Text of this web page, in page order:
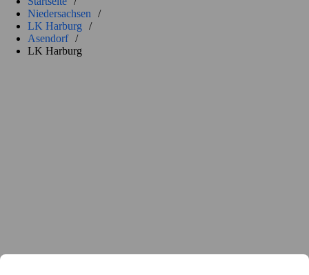
Niedersachsen /
LK Harburg /
Asendorf /
LK Harburg